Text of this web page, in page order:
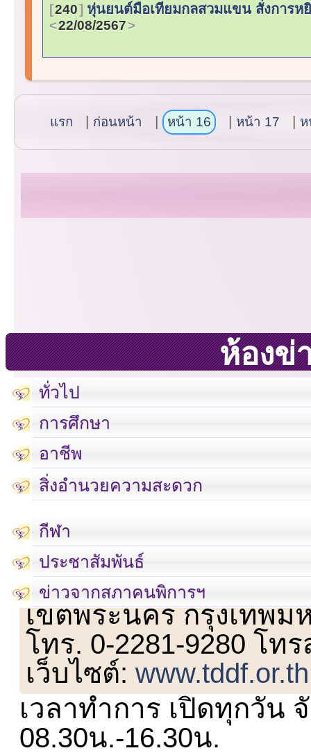
240 หุ่นยนต์มือเทียมกลสวมแขน สั่งการ
22/08/2567
แรก ก่อนหน้า หน้า 16 หน้า 17 ห
ห้องข่
ทั่วไป
การศึกษา
อาชีพ
สิ่งอำนวยความสะดวก
กีฬา
ประชาสัมพันธ์
ข่าวจากสภาคนพิการฯ
เลขที่ 23 ชั้น 2 ถนนวิ
เขตพระนคร กรุงเทพม
โทร. 0-2281-9280 โท
เว็บไซต์:www.tddf.or.th
เวลาทำการ เปิดทุกวัน
08.30น.-16.30น.